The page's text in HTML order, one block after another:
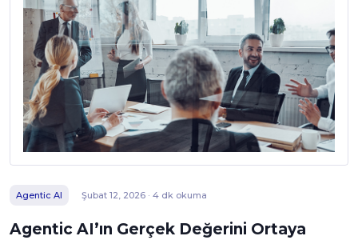
Agentic AI Şubat 12, 2026 · 4 dk okuma
Agentic AI’ın Gerçek Değerini Ortaya